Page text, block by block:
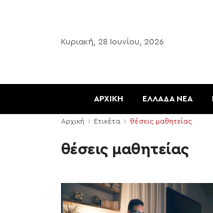
Κυριακή, 28 Ιουνίου, 2026
ΑΡΧΙΚΗ ΕΛΛΑΔΑ ΝΕΑ
Αρχική Ετικέτα θέσεις μαθητείας
θέσεις μαθητείας